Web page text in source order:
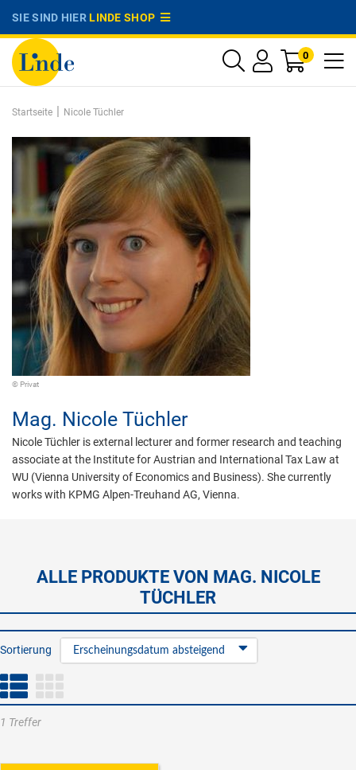
SIE SIND HIERLINDE SHOP
0
Startseite | Nicole Tüchler
© Privat
Mag. Nicole Tüchler
Nicole Tüchler is external lecturer and former research and teaching
associate at the Institute for Austrian and International Tax Law at
WU (Vienna University of Economics and Business). She currently
works with KPMG Alpen-Treuhand AG, Vienna.
ALLE PRODUKTE VON MAG. NICOLE
TÜCHLER
Sortierung Erscheinungsdatum absteigend
1 Treffer